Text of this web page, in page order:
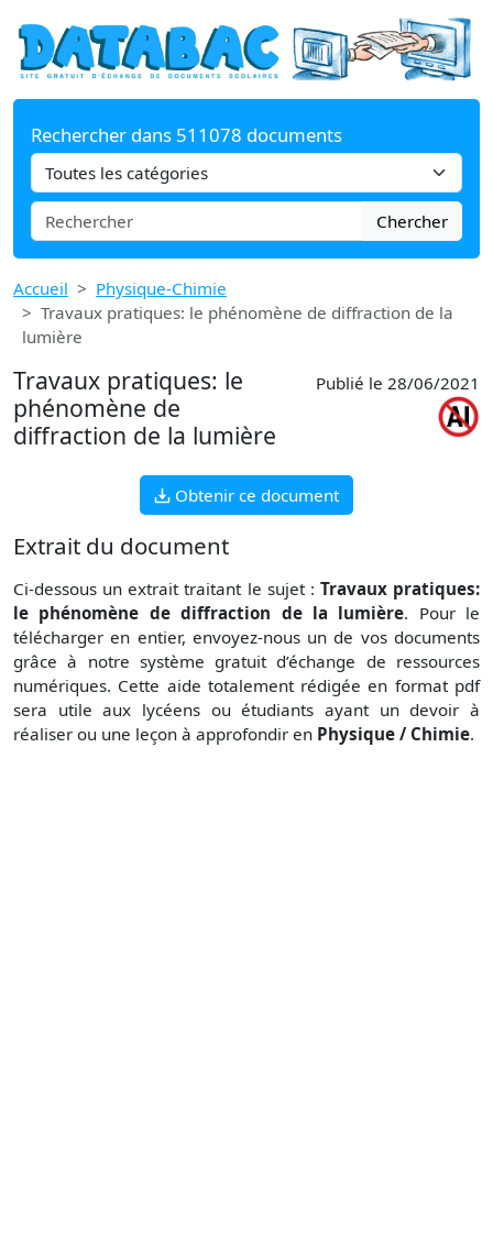
Rechercher dans 511078 documents
Chercher
Accueil
Physique-Chimie
Travaux pratiques: le phénomène de diffraction de la
lumière
Travaux pratiques: le
phénomène de
diffraction de la lumière
Publié le 28/06/2021
Obtenir ce document
Extrait du document
Ci-dessous un extrait traitant le sujet : Travaux pratiques:
le phénomène de diffraction de la lumière. Pour le
télécharger en entier, envoyez-nous un de vos documents
grâce à notre système gratuit d’échange de ressources
numériques. Cette aide totalement rédigée en format pdf
sera utile aux lycéens ou étudiants ayant un devoir à
réaliser ou une leçon à approfondir en Physique / Chimie.